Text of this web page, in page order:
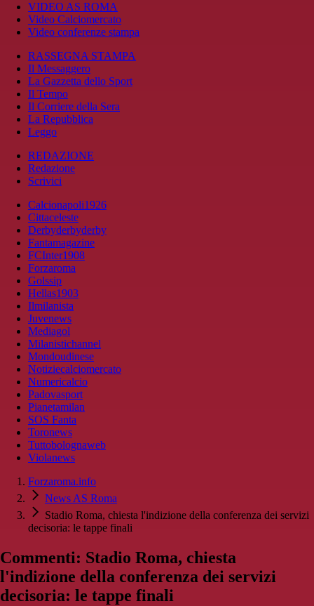
VIDEO AS ROMA
Video Calciomercato
Video conferenze stampa
RASSEGNA STAMPA
Il Messaggero
La Gazzetta dello Sport
Il Tempo
Il Corriere della Sera
La Repubblica
Leggo
REDAZIONE
Redazione
Scrivici
Calcionapoli1926
Cittaceleste
Derbyderbyderby
Fantamagazine
FCInter1908
Forzaroma
Golssip
Hellas1903
Ilmilanista
Juvenews
Mediagol
Milanistichannel
Mondoudinese
Notiziecalciomercato
Numericalcio
Padovasport
Pianetamilan
SOS Fanta
Toronews
Tuttobolognaweb
Violanews
Forzaroma.info
News AS Roma
Stadio Roma, chiesta l'indizione della conferenza dei servizi
decisoria: le tappe finali
Commenti: Stadio Roma, chiesta
l'indizione della conferenza dei servizi
decisoria: le tappe finali